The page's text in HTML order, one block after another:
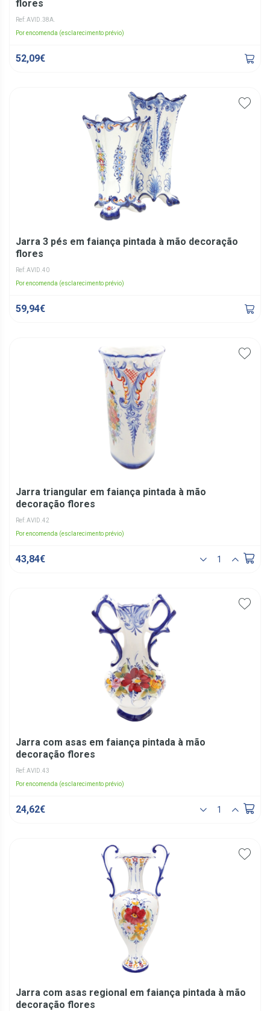
flores
Ref: AVID.38A.
Por encomenda (esclarecimento prévio)
52,09€
Jarra 3 pés em faiança pintada à mão decoração
flores
Ref: AVID.40
Por encomenda (esclarecimento prévio)
59,94€
Jarra triangular em faiança pintada à mão
decoração flores
Ref: AVID.42
Por encomenda (esclarecimento prévio)
43,84€
Jarra com asas em faiança pintada à mão
decoração flores
Ref: AVID.43
Por encomenda (esclarecimento prévio)
24,62€
Jarra com asas regional em faiança pintada à mão
decoração flores